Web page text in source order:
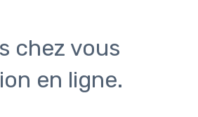
chez vous
en ligne.